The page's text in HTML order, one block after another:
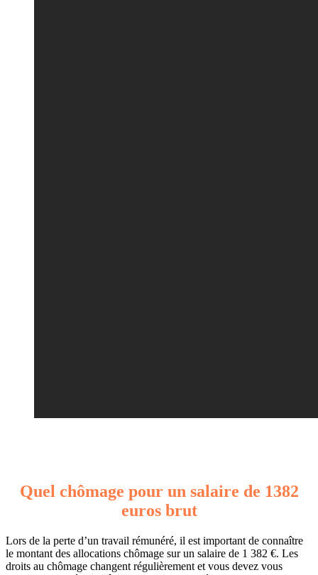
Quel chômage pour un salaire de 1382
euros brut
Lors de la perte d’un travail rémunéré, il est important de connaître
le montant des allocations chômage sur un salaire de 1 382 €. Les
droits au chômage changent régulièrement et vous devez vous